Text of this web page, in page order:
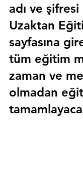
adı ve şifresi
Uzaktan
sayfasına
tüm eğitim
zaman ve
olmadan